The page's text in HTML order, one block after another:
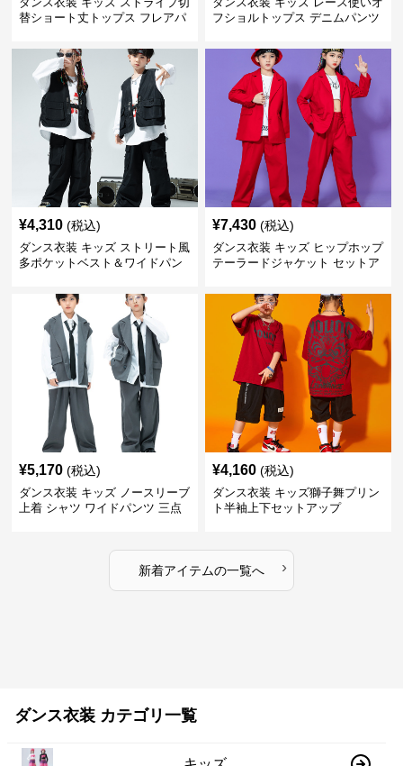
替ショート丈トップス フレアパ
フショルトップス デニムパンツ
¥4,310 (税込)
ダンス衣装 キッズ ストリート風
多ポケットベスト＆ワイドパン
¥7,430 (税込)
ダンス衣装 キッズ ヒップホップ
テーラードジャケット セットア
¥5,170 (税込)
ダンス衣装 キッズ ノースリーブ
上着 シャツ ワイドパンツ 三点
¥4,160 (税込)
ダンス衣装 キッズ獅子舞プリン
ト半袖上下セットアップ
新着アイテムの一覧へ ›
ダンス衣装 カテゴリ一覧